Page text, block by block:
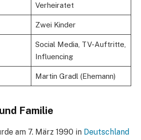
Verheiratet
Zwei Kinder
Social Media, TV-Auftritte,
Influencing
Martin Gradl (Ehemann)
Familie
am 7. März 1990 in Deutschland